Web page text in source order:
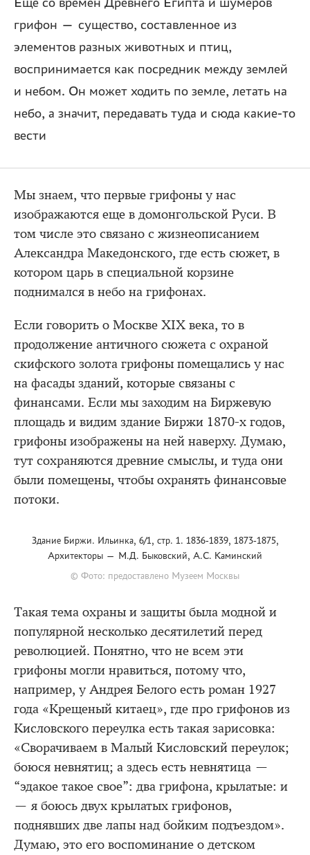
грифон — существо, составленное из
элементов разных животных и птиц,
воспринимается как посредник между землей
и небом. Он может ходить по земле, летать на
небо, а значит, передавать туда и сюда какие-то
вести
Мы знаем, что первые грифоны у нас
изображаются еще в домонгольской Руси. В
том числе это связано с жизнеописанием
Александра Македонского, где есть сюжет, в
котором царь в специальной корзине
поднимался в небо на грифонах.
Если говорить о Москве XIX века, то в
продолжение античного сюжета с охраной
скифского золота грифоны помещались у нас
на фасады зданий, которые связаны с
финансами. Если мы заходим на Биржевую
площадь и видим здание Биржи 1870-х годов,
грифоны изображены на ней наверху. Думаю,
тут сохраняются древние смыслы, и туда они
были помещены, чтобы охранять финансовые
потоки.
Здание Биржи. Ильинка, 6/1, стр. 1. 1836-1839, 1873-1875,
Архитекторы — М.Д. Быковский, А.С. Каминский
© Фото: предоставлено Музеем Москвы
Такая тема охраны и защиты была модной и
популярной несколько десятилетий перед
революцией. Понятно, что не всем эти
грифоны могли нравиться, потому что,
например, у Андрея Белого есть роман 1927
года «Крещеный китаец», где про грифонов из
Кисловского переулка есть такая зарисовка:
«Сворачиваем в Малый Кисловский переулок;
боюся невнятиц; а здесь есть невнятица —
“эдакое такое свое”: два грифона, крылатые: и
— я боюсь двух крылатых грифонов,
поднявших две лапы над бойким подъездом».
Думаю, это его воспоминание о детском